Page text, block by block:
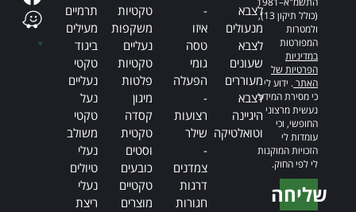
(כולל תיקון 13),
ולמטרות
המפורטות
במדיניות
הפרטיות של
האתר. ידוע לי
כי מסירת המידע
נעשית מרצוני
החופשי, וכי
עומדות לי
הזכויות המוקנות
לי לפי החוק.
שליחה
לצבא
מנעולים
לצבא
שעונים
מעוררים
לצבא
היגיינה
וטואלטיקה
-
איזו
טסה
גומי
הפעלה
-
רצועות
שילר
-
צמדנים
דרגות
חגורות
טקטיות
משקפות
נעליים
טקטיות
פלטות
מיגון
קסדה
טקטית
וסטים
כובעים
טקטיים
מוצרים
תרמיים
מעילים
ביגוד
טקטי
נעליים
נעל
טקטי
משולב
נעלי
טיולים
נעלי
ריצת